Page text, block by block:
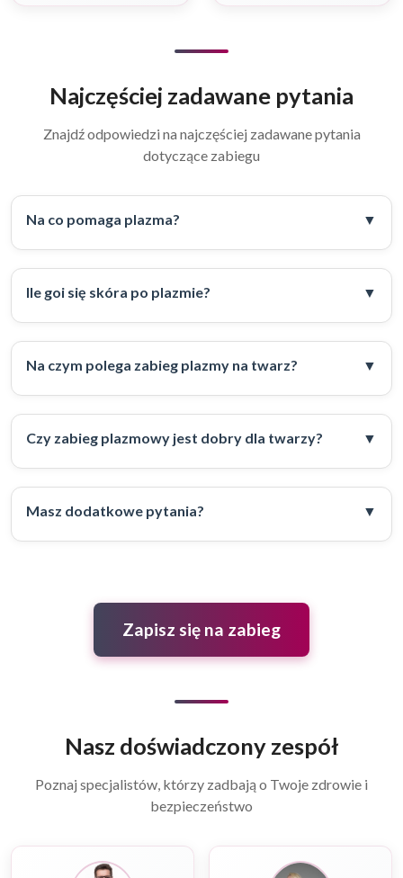
Najczęściej zadawane pytania
Znajdź odpowiedzi na najczęściej zadawane pytania
dotyczące zabiegu
Na co pomaga plazma?
Ile goi się skóra po plazmie?
Na czym polega zabieg plazmy na twarz?
Czy zabieg plazmowy jest dobry dla twarzy?
Masz dodatkowe pytania?
Zapisz się na zabieg
Nasz doświadczony zespół
Poznaj specjalistów, którzy zadbają o Twoje zdrowie i
bezpieczeństwo